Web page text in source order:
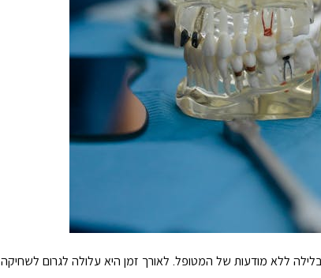
ללא מודעות של המטופל. לאורך זמן היא עלולה לגרום לשחיקה